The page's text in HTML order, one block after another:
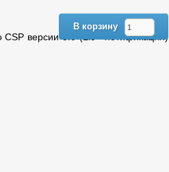
В корзину
версии 5.0 (Lic - нотификация)